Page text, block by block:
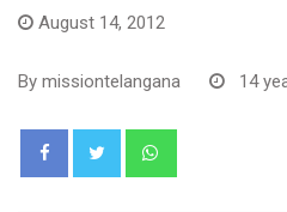
August 14, 2012
By missiontelangana 14